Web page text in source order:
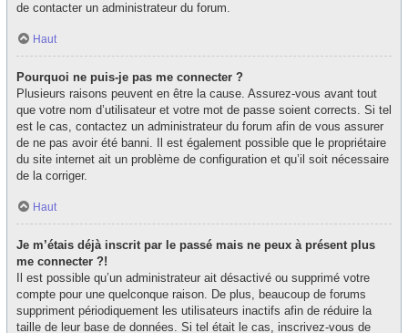
de contacter un administrateur du forum.
Haut
Pourquoi ne puis-je pas me connecter ?
Plusieurs raisons peuvent en être la cause. Assurez-vous avant tout
que votre nom d’utilisateur et votre mot de passe soient corrects. Si tel
est le cas, contactez un administrateur du forum afin de vous assurer
de ne pas avoir été banni. Il est également possible que le propriétaire
du site internet ait un problème de configuration et qu’il soit nécessaire
de la corriger.
Haut
Je m’étais déjà inscrit par le passé mais ne peux à présent plus
me connecter ?!
Il est possible qu’un administrateur ait désactivé ou supprimé votre
compte pour une quelconque raison. De plus, beaucoup de forums
suppriment périodiquement les utilisateurs inactifs afin de réduire la
taille de leur base de données. Si tel était le cas, inscrivez-vous de